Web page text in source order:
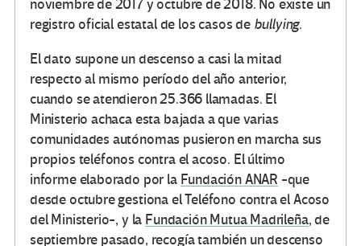
noviembre de 2017 y octubre de 2018. No existe un
registro oficial estatal de los casos de bullying.
El dato supone un descenso a casi la mitad
respecto al mismo período del año anterior,
cuando se atendieron 25.366 llamadas. El
Ministerio achaca esta bajada a que varias
comunidades autónomas pusieron en marcha sus
propios teléfonos contra el acoso. El último
informe elaborado por la Fundación ANAR -que
desde octubre gestiona el Teléfono contra el Acoso
del Ministerio-, y la Fundación Mutua Madrileña, de
septiembre pasado, recogía también un descenso